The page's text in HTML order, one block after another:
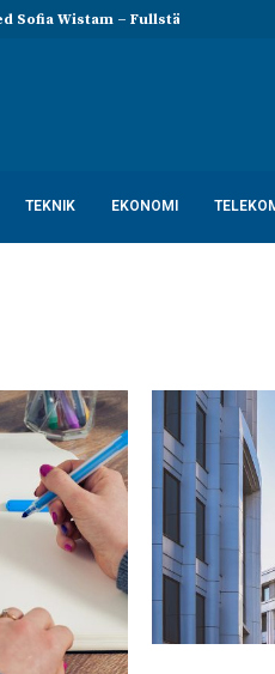
Sofia Wistam – Fullständig lista
TEKNIK EKONOMI